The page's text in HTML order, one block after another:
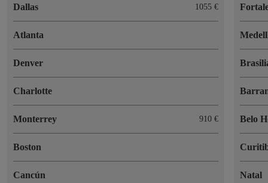
Dallas 1055 €
Atlanta
Denver
Charlotte
Monterrey 910 €
Boston
Cancún
Belo
Natal